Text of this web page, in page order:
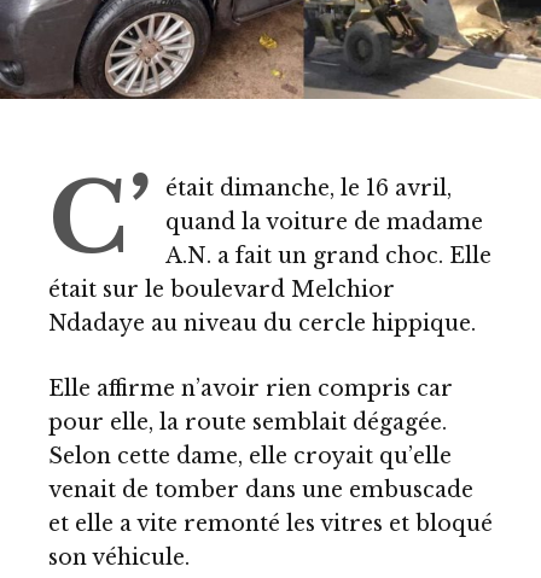
C’
était dimanche, le 16 avril,
quand la voiture de madame
A.N. a fait un grand choc. Elle
était sur le boulevard Melchior
Ndadaye au niveau du cercle hippique.
Elle affirme n’avoir rien compris car
pour elle, la route semblait dégagée.
Selon cette dame, elle croyait qu’elle
venait de tomber dans une embuscade
et elle a vite remonté les vitres et bloqué
son véhicule.